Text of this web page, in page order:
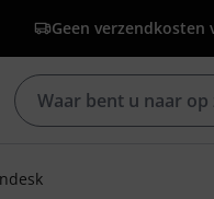
Geen verzendkosten